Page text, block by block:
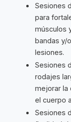
Sesiones
para
músculos
bandas y/
lesiones.
Sesiones
rodajes
mejorar la
el cuerpo
Sesiones